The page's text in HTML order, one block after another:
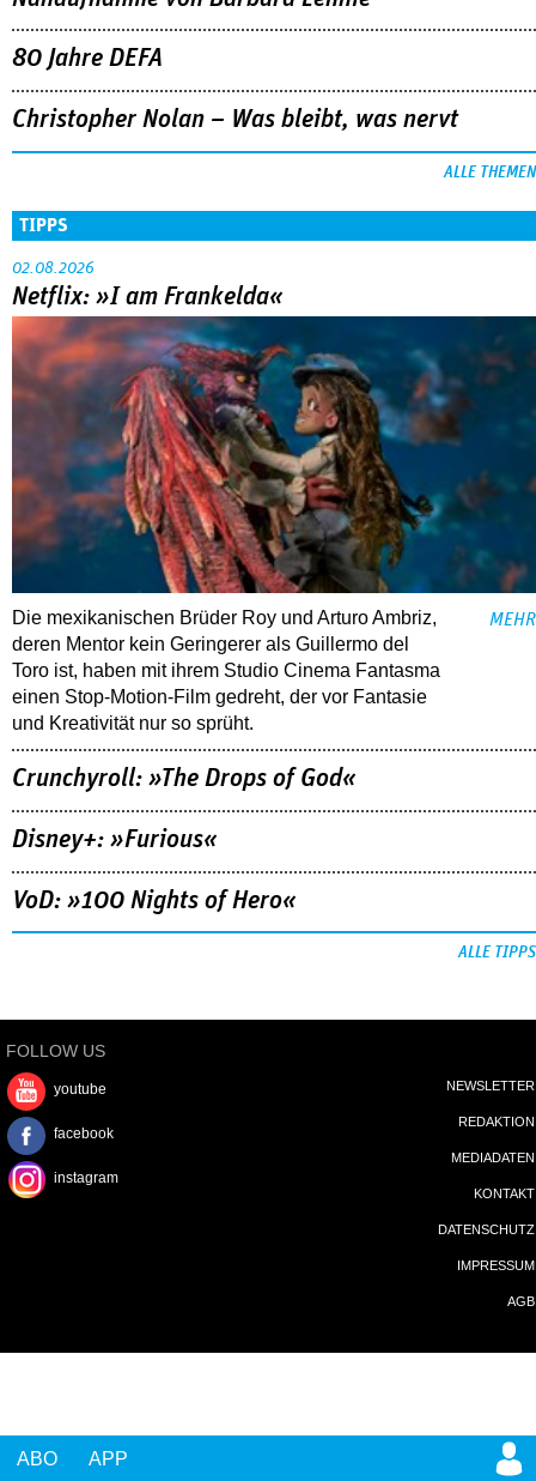
ABO APP
80 Jahre DEFA
Christopher Nolan – Was bleibt, was nervt
ALLE THEMEN
TIPPS
02.08.2026
Netflix: »I am Frankelda«
Die mexikanischen Brüder Roy und Arturo Ambriz,
deren Mentor kein Geringerer als Guillermo del
Toro ist, haben mit ihrem Studio Cinema Fantasma
einen Stop-Motion-Film gedreht, der vor Fantasie
und Kreativität nur so sprüht.
MEHR
Crunchyroll: »The Drops of God«
Disney+: »Furious«
VoD: »100 Nights of Hero«
ALLE TIPPS
FOLLOW US
youtube
facebook
instagram
NEWSLETTER
REDAKTION
MEDIADATEN
KONTAKT
DATENSCHUTZ
IMPRESSUM
AGB